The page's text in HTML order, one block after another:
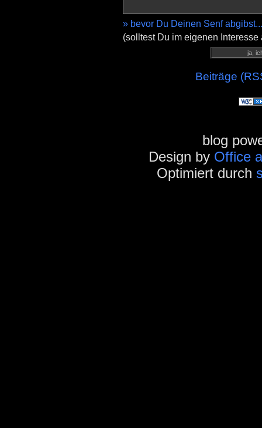
» bevor Du Deinen Senf abgibst...
(solltest Du im eigenen
Beiträge
blog
Design by Office
Optimiert durch